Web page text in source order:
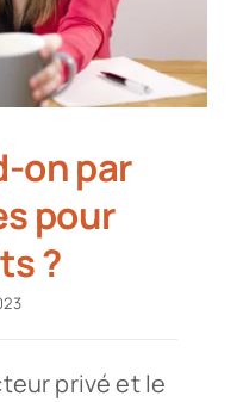
on par
pour
?
privé et le